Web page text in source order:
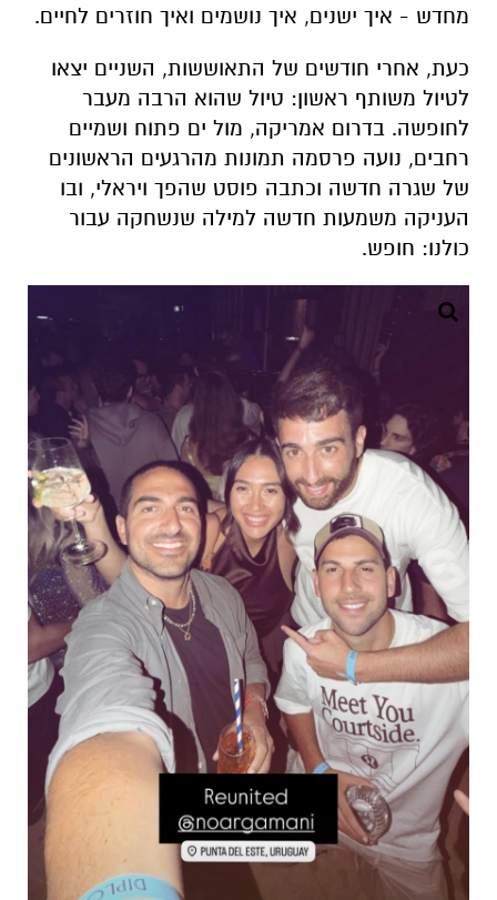
מחדש - איך ישנים, איך נושמים ואיך חוזרים לחיים.
כעת, אחרי חודשים של התאוששות, השניים יצאו
לטיול משותף ראשון: טיול שהוא הרבה מעבר
לחופשה. בדרום אמריקה, מול ים פתוח ושמיים
רחבים, נועה פרסמה תמונות מהרגעים הראשונים
של שגרה חדשה וכתבה פוסט שהפך ויראלי, ובו
העניקה משמעות חדשה למילה שנשחקה עבור
כולנו: חופש.